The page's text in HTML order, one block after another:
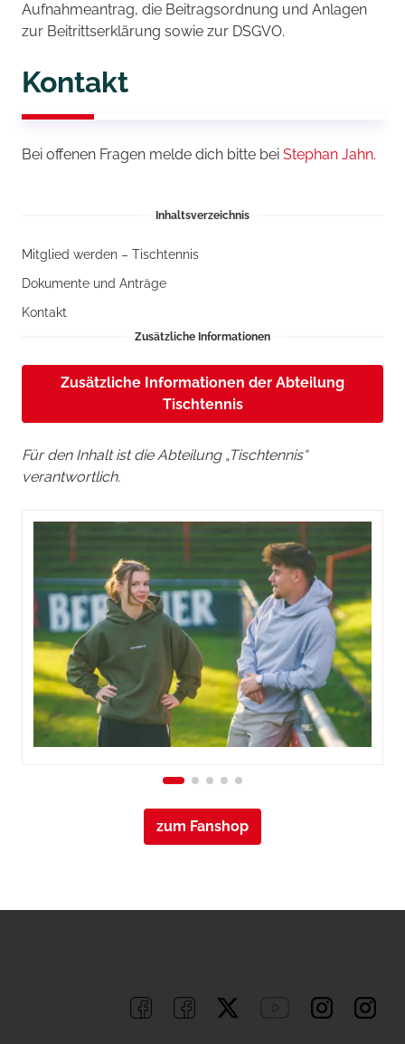
Aufnahmeantrag, die Beitragsordnung und Anlagen
zur Beitrittserklärung sowie zur DSGVO.
Kontakt
Bei offenen Fragen melde dich bitte bei Stephan Jahn.
Inhaltsverzeichnis
Mitglied werden – Tischtennis
Dokumente und Anträge
Kontakt
Zusätzliche Informationen
Zusätzliche Informationen der Abteilung
Tischtennis
Für den Inhalt ist die Abteilung „Tischtennis“
verantwortlich.
zum Fanshop